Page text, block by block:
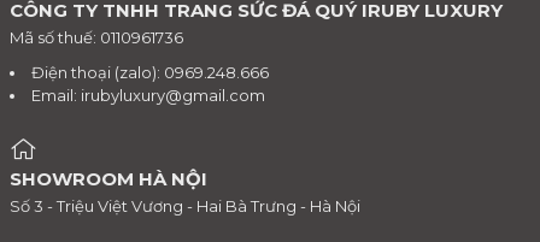
CÔNG TY TNHH TRANG SỨC ĐÁ QUÝ IRUBY LUXURY
Mã số thuế: 0110961736
Điện thoại (zalo): 0969.248.666
Email: irubyluxury@gmail.com
SHOWROOM HÀ NỘI
Số 3 - Triệu Việt Vương - Hai Bà Trưng - Hà Nội